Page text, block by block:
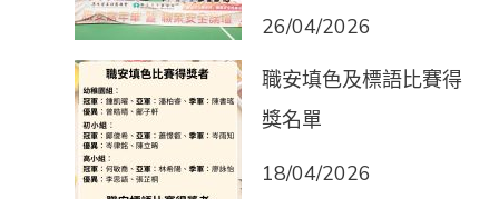
26/04/2026
職安填色及標語比賽得
獎名單
18/04/2026